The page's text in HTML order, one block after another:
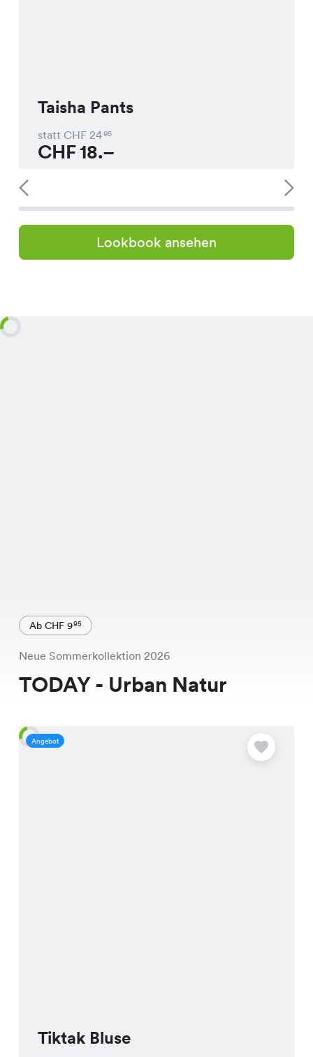
Taisha Pants
statt CHF 2495
CHF18.–
Lookbook ansehen
Ab CHF 995
Neue Sommerkollektion 2026
TODAY - Urban Natur
Angebot
Tiktak Bluse